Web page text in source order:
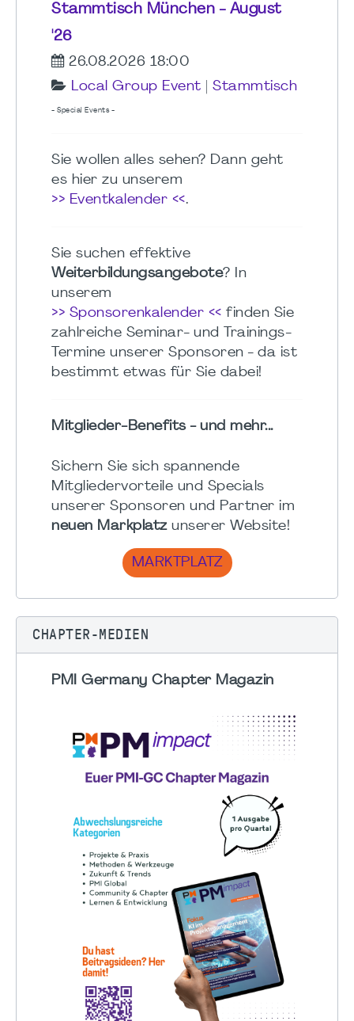
Stammtisch München - August
'26
26.08.2026 18:00
Local Group Event
Stammtisch
- Special Events -
Sie wollen alles sehen? Dann geht
es hier zu unserem
>> Eventkalender <<.
Sie suchen effektive
Weiterbildungsangebote? In
unserem
>> Sponsorenkalender << finden Sie
zahlreiche Seminar- und Trainings-
Termine unserer Sponsoren - da ist
bestimmt etwas für Sie dabei!
Mitglieder-Benefits - und mehr...
Sichern Sie sich spannende
Mitgliedervorteile und Specials
unserer Sponsoren und Partner im
neuen Markplatzunserer Website!
MARKTPLATZ
CHAPTER-MEDIEN
PMI Germany Chapter Magazin